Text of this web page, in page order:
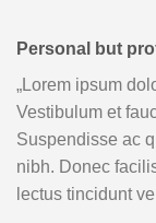
Personal but
„Lorem ipsum
Vestibulum et
Suspendisse ac
nibh. Donec
lectus tincidunt